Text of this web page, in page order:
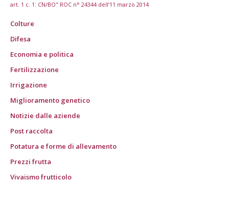
art. 1 c. 1: CN/BO" ROC n° 24344 dell’11 marzo 2014
Colture
Difesa
Economia e politica
Fertilizzazione
Irrigazione
Miglioramento genetico
Notizie dalle aziende
Post raccolta
Potatura e forme di allevamento
Prezzi frutta
Vivaismo frutticolo